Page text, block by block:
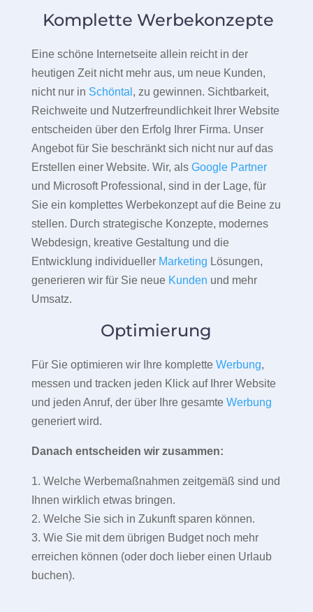
Komplette Werbekonzepte
Eine schöne Internetseite allein reicht in der
heutigen Zeit nicht mehr aus, um neue Kunden,
nicht nur in Schöntal , zu gewinnen. Sichtbarkeit,
Reichweite und Nutzerfreundlichkeit Ihrer Website
entscheiden über den Erfolg Ihrer Firma. Unser
Angebot für Sie beschränkt sich nicht nur auf das
Erstellen einer Website. Wir, als Google Partner
und Microsoft Professional, sind in der Lage, für
Sie ein komplettes Werbekonzept auf die Beine zu
stellen. Durch strategische Konzepte, modernes
Webdesign, kreative Gestaltung und die
Entwicklung individueller Marketing Lösungen,
generieren wir für Sie neue Kunden und mehr
Umsatz.
Optimierung
Für Sie optimieren wir Ihre komplette Werbung,
messen und tracken jeden Klick auf Ihrer Website
und jeden Anruf, der über Ihre gesamte Werbung
generiert wird.
Danach entscheiden wir zusammen:
1. Welche Werbemaßnahmen zeitgemäß sind und
Ihnen wirklich etwas bringen.
2. Welche Sie sich in Zukunft sparen können.
3. Wie Sie mit dem übrigen Budget noch mehr
erreichen können (oder doch lieber einen Urlaub
buchen).